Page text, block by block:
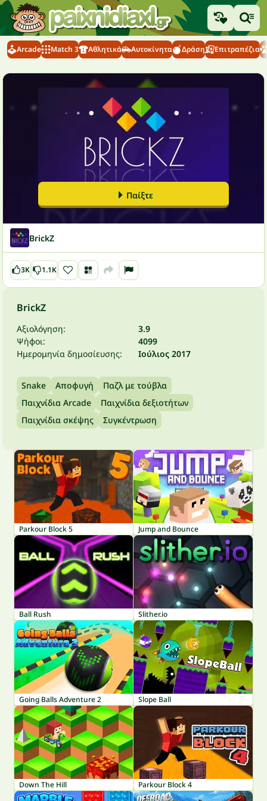
Arcade Match 3 Αθλητικά Αυτοκίνητα Δράση Επιτραπέζια
Παίξτε
BrickZ
3K 1.1K
BrickZ
Αξιολόγηση:
3.9
Ψήφοι:
4099
Ημερομηνία δημοσίευσης:
Ιούλιος 2017
Snake Αποφυγή
Παζλ με τούβλα
Παιχνίδια Arcade
Παιχνίδια δεξιοτήτων
Παιχνίδια σκέψης
Συγκέντρωση
Parkour Block 5 Jump and Bounce
Ball Rush Slither.io
Going Balls Adventure 2 Slope Ball
Down The Hill Parkour Block 4